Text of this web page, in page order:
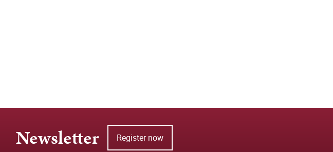
Newsletter Register now